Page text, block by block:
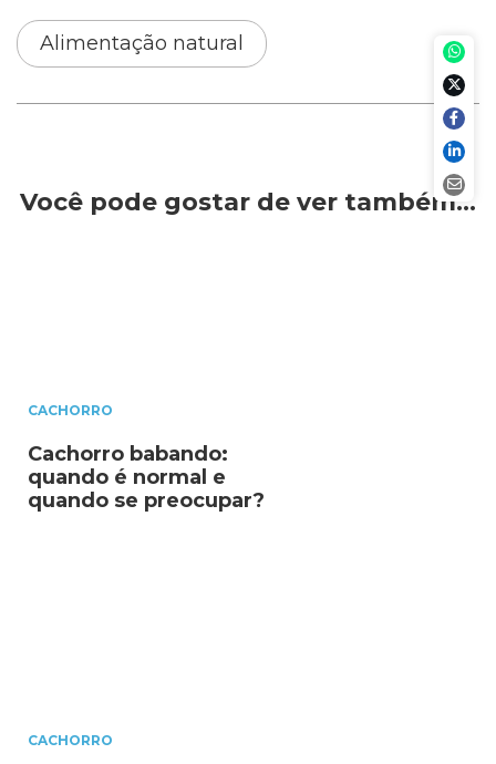
Alimentação natural
Você pode gostar de ver também…
CACHORRO
Cachorro babando:
quando é normal e
quando se preocupar?
CACHORRO